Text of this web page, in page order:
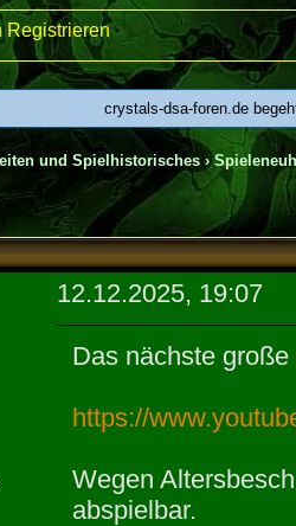
Registrieren
crystals-dsa-foren.de
und Spielhistorisches ›
12.12.2025, 19:07
Das nächste
https://
Wegen
abspielbar.